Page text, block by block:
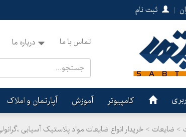
| ثبت نام
تماس با ما درباره ما
کامپیوتر آموزش آپارتمان و املاک
> ضایعات > خریدار انواع ضایعات مواد پلاستیک آسیابی